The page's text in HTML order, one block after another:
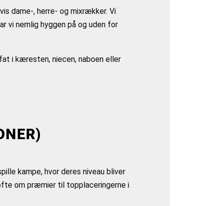
dame-, herre- og mixrækker. Vi
vi nemlig hyggen på og uden for
i kæresten, niecen, naboen eller
kampe, hvor deres niveau bliver
om præmier til topplaceringerne i